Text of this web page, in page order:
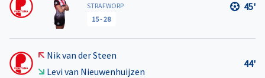
STRAFWORP
15-28
45'
Nik van der Steen
Levi van Nieuwenhuijzen
44'